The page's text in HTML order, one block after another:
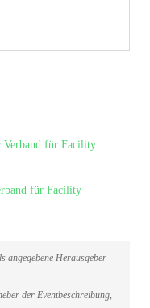
Verband für Facility
für Facility
angegebene Herausgeber
der Eventbeschreibung,